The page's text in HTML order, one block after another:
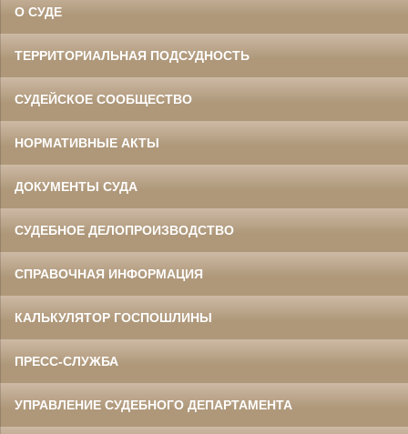
О СУДЕ
ТЕРРИТОРИАЛЬНАЯ ПОДСУДНОСТЬ
СУДЕЙСКОЕ СООБЩЕСТВО
НОРМАТИВНЫЕ АКТЫ
ДОКУМЕНТЫ СУДА
СУДЕБНОЕ ДЕЛОПРОИЗВОДСТВО
СПРАВОЧНАЯ ИНФОРМАЦИЯ
КАЛЬКУЛЯТОР ГОСПОШЛИНЫ
ПРЕСС-СЛУЖБА
УПРАВЛЕНИЕ СУДЕБНОГО ДЕПАРТАМЕНТА